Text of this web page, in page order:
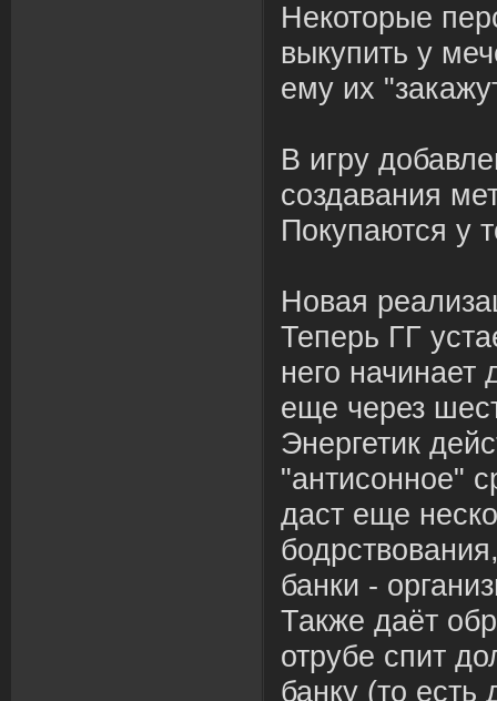
Некоторые
выкупить у
ему их
В игру
создавания
Покупаются у
Новая
Теперь ГГ
него начинает
еще через
Энергетик
"антисонное"
даст еще
банки -
Также даёт
отрубе спит
банку (то есть